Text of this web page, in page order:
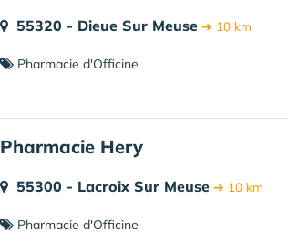
55320 - Dieue Sur Meuse ➔ 10 km
Pharmacie d'Officine
Pharmacie Hery
55300 - Lacroix Sur Meuse ➔ 10 km
Pharmacie d'Officine